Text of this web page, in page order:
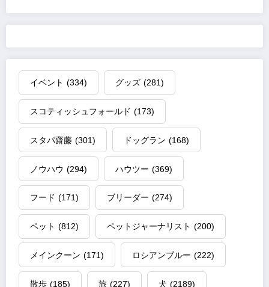
イベント (334) グッズ (281)
スコティッシュフォールド (173)
スタパ齋藤 (301) ドッグラン (168)
ノウハウ (294) ハウツー (369)
フード (171) ブリーダー (274)
ペット (812) ペットジャーナリスト (200)
メインクーン (171) ロシアンブルー (222)
散歩 (185) 旅 (227) 犬 (2189)